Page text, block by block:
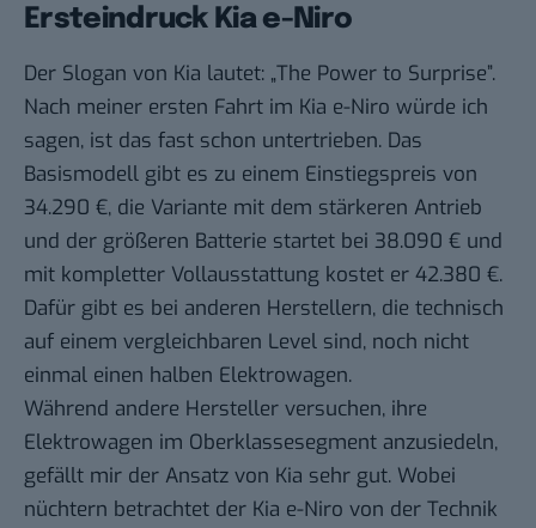
Ersteindruck Kia e-Niro
Der Slogan von Kia lautet: „The Power to Surprise”.
Nach meiner ersten Fahrt im Kia e-Niro würde ich
sagen, ist das fast schon untertrieben. Das
Basismodell gibt es zu einem Einstiegspreis von
34.290 €, die Variante mit dem stärkeren Antrieb
und der größeren Batterie startet bei 38.090 € und
mit kompletter Vollausstattung kostet er 42.380 €.
Dafür gibt es bei anderen Herstellern, die technisch
auf einem vergleichbaren Level sind, noch nicht
einmal einen halben Elektrowagen.
Während andere Hersteller versuchen, ihre
Elektrowagen im Oberklassesegment anzusiedeln,
gefällt mir der Ansatz von Kia sehr gut. Wobei
nüchtern betrachtet der Kia e-Niro von der Technik